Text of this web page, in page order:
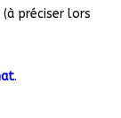
préciser lors
.